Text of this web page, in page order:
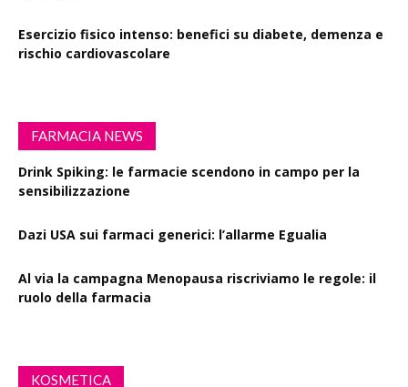
Esercizio fisico intenso: benefici su diabete, demenza e
rischio cardiovascolare
FARMACIA NEWS
Drink Spiking: le farmacie scendono in campo per la
sensibilizzazione
Dazi USA sui farmaci generici: l’allarme Egualia
Al via la campagna Menopausa riscriviamo le regole: il
ruolo della farmacia
KOSMETICA